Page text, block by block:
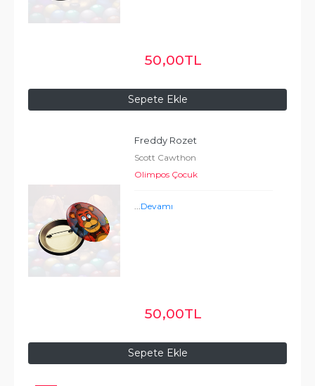
Sepete Ekle
50,00TL
Sepete Ekle
Freddy Rozet
Scott Cawthon
Olimpos Çocuk
...Devamı
50,00TL